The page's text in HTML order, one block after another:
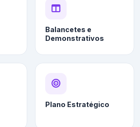
Balancetes e
Demonstrativos
Plano Estratégico